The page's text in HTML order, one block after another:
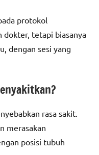
protokol
dokter, tetapi biasanya
dengan sesi yang
rasa sakit.
merasakan
posisi tubuh